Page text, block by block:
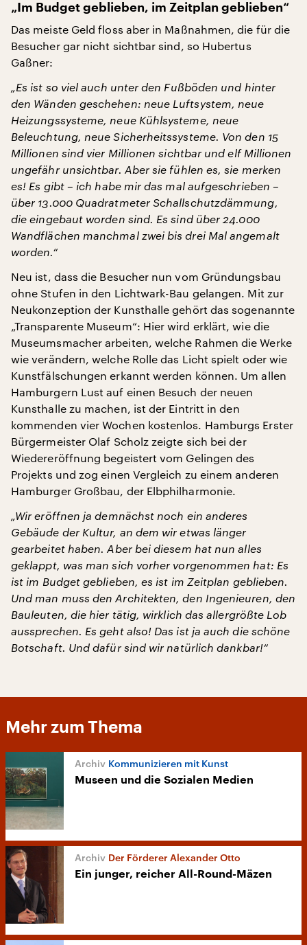
„Im Budget geblieben, im Zeitplan geblieben“
Das meiste Geld floss aber in Maßnahmen, die für die
Besucher gar nicht sichtbar sind, so Hubertus
Gaßner:
„Es ist so viel auch unter den Fußböden und hinter
den Wänden geschehen: neue Luftsystem, neue
Heizungssysteme, neue Kühlsysteme, neue
Beleuchtung, neue Sicherheitssysteme. Von den 15
Millionen sind vier Millionen sichtbar und elf Millionen
ungefähr unsichtbar. Aber sie fühlen es, sie merken
es! Es gibt – ich habe mir das mal aufgeschrieben –
über 13.000 Quadratmeter Schallschutzdämmung,
die eingebaut worden sind. Es sind über 24.000
Wandflächen manchmal zwei bis drei Mal angemalt
worden.“
Neu ist, dass die Besucher nun vom Gründungsbau
ohne Stufen in den Lichtwark-Bau gelangen. Mit zur
Neukonzeption der Kunsthalle gehört das sogenannte
„Transparente Museum“: Hier wird erklärt, wie die
Museumsmacher arbeiten, welche Rahmen die Werke
wie verändern, welche Rolle das Licht spielt oder wie
Kunstfälschungen erkannt werden können. Um allen
Hamburgern Lust auf einen Besuch der neuen
Kunsthalle zu machen, ist der Eintritt in den
kommenden vier Wochen kostenlos. Hamburgs Erster
Bürgermeister Olaf Scholz zeigte sich bei der
Wiedereröffnung begeistert vom Gelingen des
Projekts und zog einen Vergleich zu einem anderen
Hamburger Großbau, der Elbphilharmonie.
„Wir eröffnen ja demnächst noch ein anderes
Gebäude der Kultur, an dem wir etwas länger
gearbeitet haben. Aber bei diesem hat nun alles
geklappt, was man sich vorher vorgenommen hat: Es
ist im Budget geblieben, es ist im Zeitplan geblieben.
Und man muss den Architekten, den Ingenieuren, den
Bauleuten, die hier tätig, wirklich das allergrößte Lob
aussprechen. Es geht also! Das ist ja auch die schöne
Botschaft. Und dafür sind wir natürlich dankbar!“
Mehr zum Thema
Kommunizieren mit Kunst
Museen und die Sozialen Medien
Der Förderer Alexander Otto
Ein junger, reicher All-Round-Mäzen